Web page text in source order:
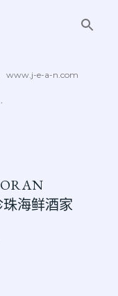
www.j-e-a-n.com
海鲜酒家